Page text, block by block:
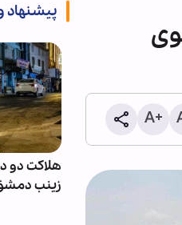
پیشنهاد
دولت لبنان پس
گفت‌وگو با
هلاکت دو
زینب